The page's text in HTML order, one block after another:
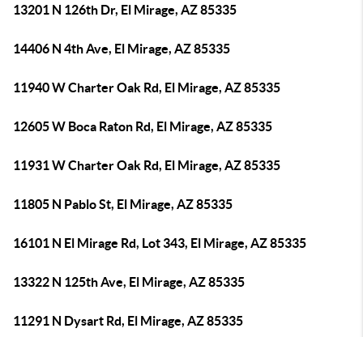
13201 N 126th Dr, El Mirage, AZ 85335
14406 N 4th Ave, El Mirage, AZ 85335
11940 W Charter Oak Rd, El Mirage, AZ 85335
12605 W Boca Raton Rd, El Mirage, AZ 85335
11931 W Charter Oak Rd, El Mirage, AZ 85335
11805 N Pablo St, El Mirage, AZ 85335
16101 N El Mirage Rd, Lot 343, El Mirage, AZ 85335
13322 N 125th Ave, El Mirage, AZ 85335
11291 N Dysart Rd, El Mirage, AZ 85335